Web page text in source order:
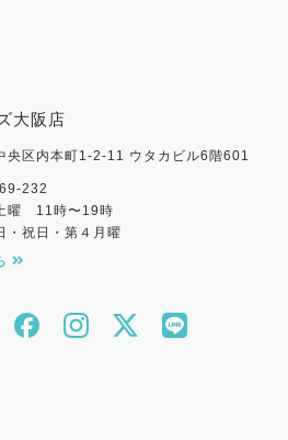
大阪店
央区内本町1-2-11 ウタカビル6階601
232
曜 11時〜19時
・祝日・第４月曜